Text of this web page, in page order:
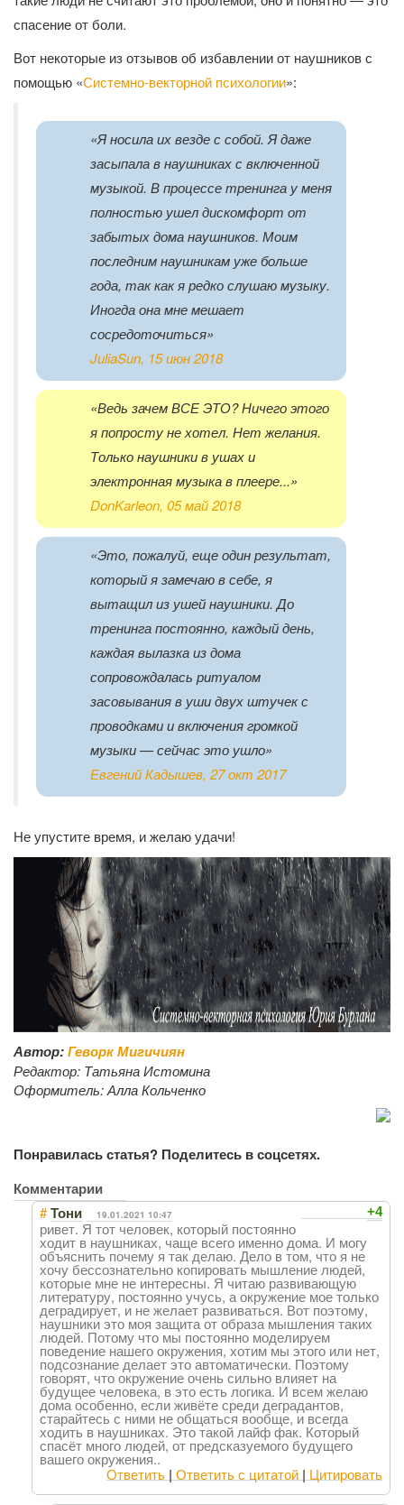
спасение от боли.
Вот некоторые из отзывов об избавлении от наушников с
помощью «Системно-векторной психологии»:
«Я носила их везде с собой. Я даже
засыпала в наушниках с включенной
музыкой. В процессе тренинга у меня
полностью ушел дискомфорт от
забытых дома наушников. Моим
последним наушникам уже больше
года, так как я редко слушаю музыку.
Иногда она мне мешает
сосредоточиться»
JuliaSun, 15 июн 2018
«Ведь зачем ВСЕ ЭТО? Ничего этого
я попросту не хотел. Нет желания.
Только наушники в ушах и
электронная музыка в плеере...»
DonKarleon, 05 май 2018
«Это, пожалуй, еще один результат,
который я замечаю в себе, я
вытащил из ушей наушники. До
тренинга постоянно, каждый день,
каждая вылазка из дома
сопровождалась ритуалом
засовывания в уши двух штучек с
проводками и включения громкой
музыки — сейчас это ушло»
Евгений Кадышев, 27 окт 2017
Не упустите время, и желаю удачи!
Автор:Геворк Мигичиян
Редактор: Татьяна Истомина
Оформитель:Алла Кольченко
Понравилась статья? Поделитесь в соцсетях.
Комментарии
+4
# Тони 19.01.2021 10:47
ривет. Я тот человек, который постоянно
ходит в наушниках, чаще всего именно дома. И могу
объяснить почему я так делаю. Дело в том, что я не
хочу бессознательно копировать мышление людей,
которые мне не интересны. Я читаю развивающую
литературу, постоянно учусь, а окружение мое только
деградирует, и не желает развиваться. Вот поэтому,
наушники это моя защита от образа мышления таких
людей. Потому что мы постоянно моделируем
поведение нашего окружения, хотим мы этого или нет,
подсознание делает это автоматически. Поэтому
говорят, что окружение очень сильно влияет на
будущее человека, в это есть логика. И всем желаю
дома особенно, если живёте среди деградантов,
старайтесь с ними не общаться вообще, и всегда
ходить в наушниках. Это такой лайф фак. Который
спасёт много людей, от предсказуемого будущего
вашего окружения..
Ответить | Ответить с цитатой | Цитировать